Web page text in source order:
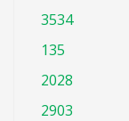
3534
135
2028
2903